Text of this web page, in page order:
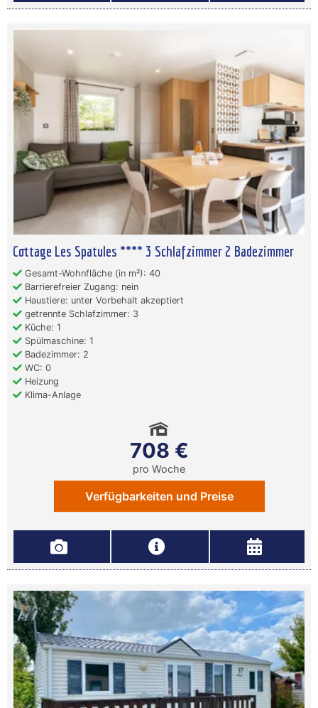
Cottage Les Spatules **** 3 Schlafzimmer 2 Badezimmer
Gesamt-Wohnfläche (in m²): 40
Barrierefreier Zugang: nein
Haustiere: unter Vorbehalt akzeptiert
getrennte Schlafzimmer: 3
Küche: 1
Spülmaschine: 1
Badezimmer: 2
WC: 0
Heizung
Klima-Anlage
708 €
pro Woche
Verfügbarkeiten und Preise